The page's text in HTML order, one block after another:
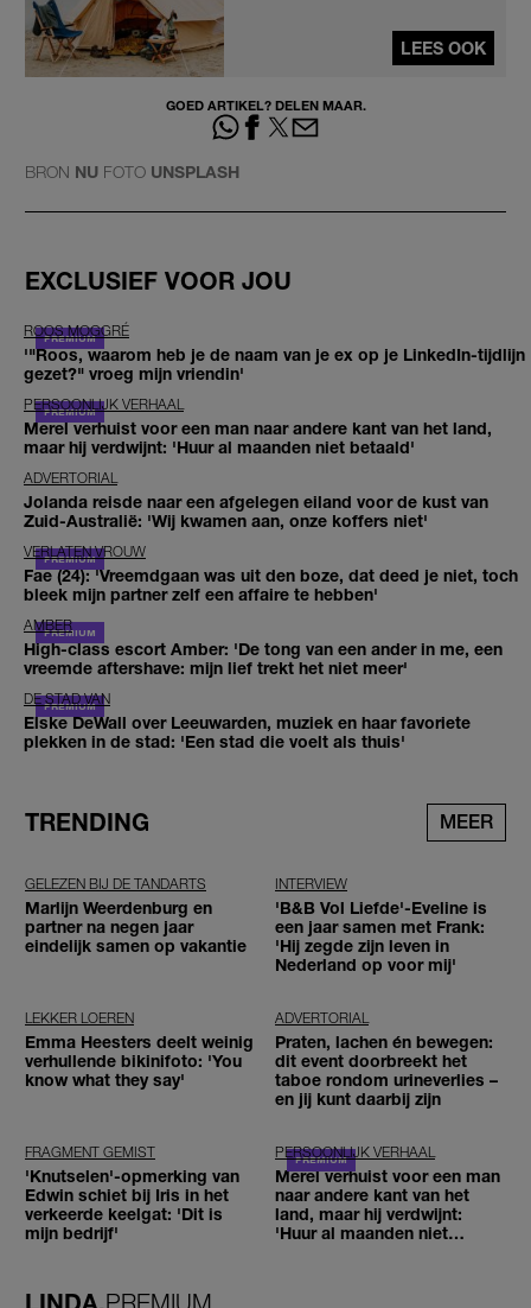
LEES OOK
GOED ARTIKEL? DELEN MAAR.
BRON NU FOTO UNSPLASH
EXCLUSIEF VOOR JOU
ROOS MOGGRÉ
'"Roos, waarom heb je de naam van je ex op je LinkedIn-tijdlijn
gezet?" vroeg mijn vriendin'
PERSOONLIJK VERHAAL
Merel verhuist voor een man naar andere kant van het land,
maar hij verdwijnt: 'Huur al maanden niet betaald'
ADVERTORIAL
Jolanda reisde naar een afgelegen eiland voor de kust van
Zuid-Australië: 'Wij kwamen aan, onze koffers niet'
VERLATEN VROUW
Fae (24): 'Vreemdgaan was uit den boze, dat deed je niet, toch
bleek mijn partner zelf een affaire te hebben'
AMBER
High-class escort Amber: 'De tong van een ander in me, een
vreemde aftershave: mijn lief trekt het niet meer'
DE STAD VAN
Elske DeWall over Leeuwarden, muziek en haar favoriete
plekken in de stad: 'Een stad die voelt als thuis'
TRENDING MEER
GELEZEN BIJ DE TANDARTS
Marlijn Weerdenburg en
partner na negen jaar
eindelijk samen op vakantie
INTERVIEW
'B&B Vol Liefde'-Eveline is
een jaar samen met Frank:
'Hij zegde zijn leven in
Nederland op voor mij'
LEKKER LOEREN
Emma Heesters deelt weinig
verhullende bikinifoto: 'You
know what they say'
ADVERTORIAL
Praten, lachen én bewegen:
dit event doorbreekt het
taboe rondom urineverlies –
en jij kunt daarbij zijn
FRAGMENT GEMIST
'Knutselen'-opmerking van
Edwin schiet bij Iris in het
verkeerde keelgat: 'Dit is
mijn bedrijf'
PERSOONLIJK VERHAAL
Merel verhuist voor een man
naar andere kant van het
land, maar hij verdwijnt:
'Huur al maanden niet
LINDA.PREMIUM